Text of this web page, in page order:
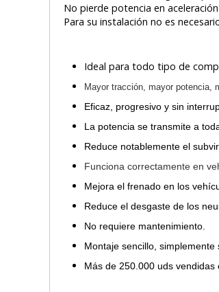
No pierde potencia en
Para su instalación no es
Ideal para todo tipo de
Mayor tracción, mayor potencia,
Eficaz, progresivo y sin
La potencia se transmite a
Reduce notablemente el
Funciona correctamente en
Mejora el frenado en los
Reduce el desgaste de los
No requiere mantenimiento.
Montaje sencillo, simplemente
Más de 250.000 uds vendidas